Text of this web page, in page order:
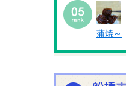
蒲焼～